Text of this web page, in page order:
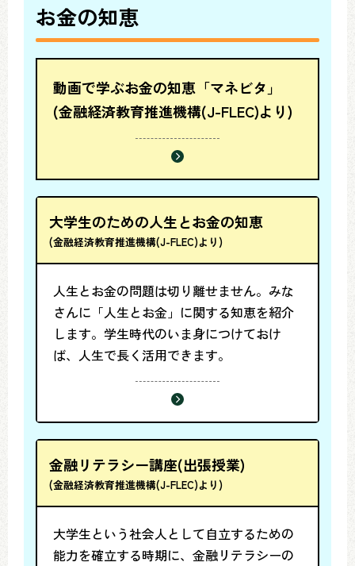
お金の知恵
動画で学ぶお金の知恵「マネビタ」
(金融経済教育推進機構(J-FLEC)より)
大学生のための人生とお金の知恵
(金融経済教育推進機構(J-FLEC)より)
人生とお金の問題は切り離せません。みな
さんに「人生とお金」に関する知恵を紹介
します。学生時代のいま身につけておけ
ば、人生で長く活用できます。
金融リテラシー講座(出張授業)
(金融経済教育推進機構(J-FLEC)より)
大学生という社会人として自立するための
能力を確立する時期に、金融リテラシーの